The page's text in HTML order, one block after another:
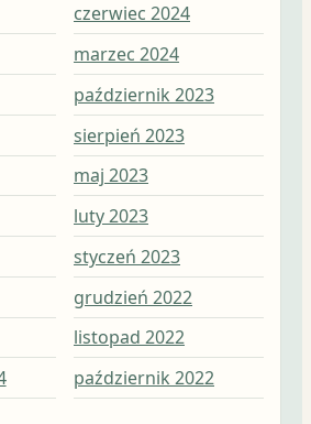
czerwiec 2024
marzec 2024
październik 2023
sierpień 2023
maj 2023
luty 2023
styczeń 2023
grudzień 2022
listopad 2022
październik 2022